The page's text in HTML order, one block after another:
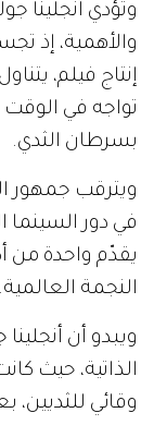
وتؤدي أنجلينا
والأهمية، إذ
إنتاج فيلم،
تواجه في
بسرطان الثدي.
ويترقب جمهور
في دور السينما
يقدّم واحدة من
النجمة العالمية.
ويبدو أن